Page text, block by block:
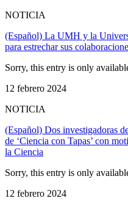
NOTICIA
(Español) La UMH y la
para estrechar sus
Sorry, this entry is only
12 febrero 2024
NOTICIA
(Español) Dos investigadoras
de ‘Ciencia con Tapas’ con
la Ciencia
Sorry, this entry is only
12 febrero 2024